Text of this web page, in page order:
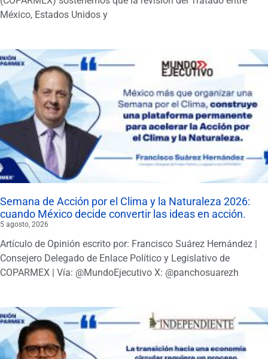
México, Estados Unidos y
Semana de Acción por el Clima y la Naturaleza 2026:
cuando México decide convertir las ideas en acción.
5 agosto, 2026
Artículo de Opinión escrito por: Francisco Suárez Hernández |
Consejero Delegado de Enlace Político y Legislativo de
COPARMEX | Vía: @MundoEjecutivo X: @panchosuarezh